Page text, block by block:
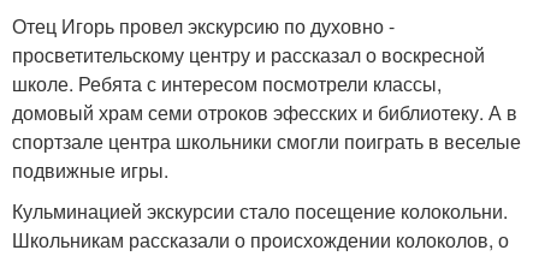
Отец Игорь провел экскурсию по духовно -
просветительскому центру и рассказал о воскресной
школе. Ребята с интересом посмотрели классы,
домовый храм семи отроков эфесских и библиотеку. А в
спортзале центра школьники смогли поиграть в веселые
подвижные игры.
Кульминацией экскурсии стало посещение колокольни.
Школьникам рассказали о происхождении колоколов, о